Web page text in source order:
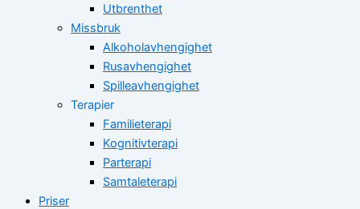
Utbrenthet
Missbruk
Alkoholavhengighet
Rusavhengighet
Spilleavhengighet
Terapier
Familieterapi
Kognitivterapi
Parterapi
Samtaleterapi
Priser